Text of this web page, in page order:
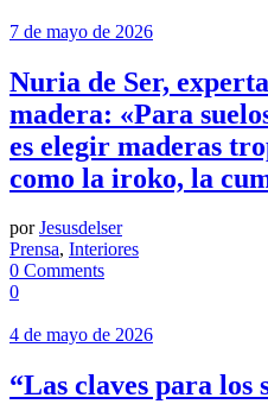
7 de mayo de 2026
Nuria de Ser,
madera: «Para
es elegir maderas
como la iroko, la
porJesusdelser
Prensa, Interiores
0 Comments
0
4 de mayo de 2026
“Las claves para los